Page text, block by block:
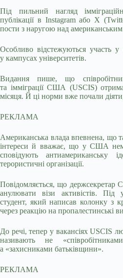
Під пильний нагляд
публікації в Instagram або X
пости з наругою над
Особливо відстежуються участь у
у кампусах університетів.
Видання пише, що
та імміграції США (USCIS)
місяця. Й ці норми вже почали
РЕКЛАМА
Американська влада впевнена, що
інтереси й вважає, що у США
сповідують антиамериканську
терористичні організації.
Повідомляється, що
анулювати візи активістів. Під
студент, який написав колонку з
через реакцію на пропалестинські
До речі, тепер у вакансіях USCIS
називають не
а «захисниками батьківщини».
РЕКЛАМА